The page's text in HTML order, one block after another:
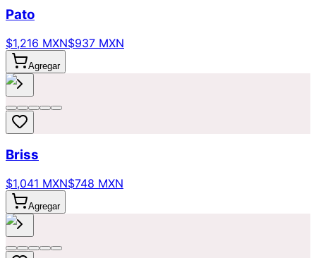
Pato
$1,216 MXN$937 MXN
Agregar
Briss
$1,041 MXN$748 MXN
Agregar